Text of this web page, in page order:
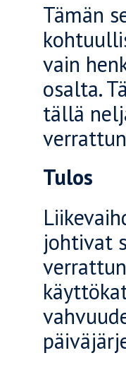
Tämän
vain
osalta.
tällä
Tulos
johtivat